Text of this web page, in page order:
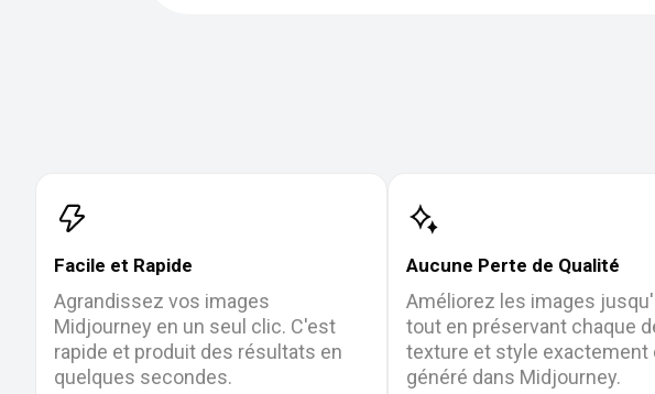
Facile et Rapide
Agrandissez vos images
Midjourney en un seul clic. C'est
rapide et produit des résultats en
quelques secondes.
Aucune Perte de Qualité
Améliorez les images
tout en préservant chaque
texture et style exactement
généré dans Midjourney.